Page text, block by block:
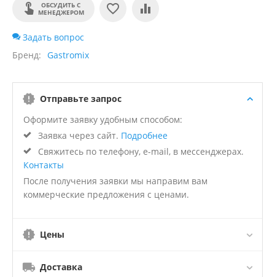
ОБСУДИТЬ С
МЕНЕДЖЕРОМ
Задать вопрос
Бренд
Gastromix
Отправьте запрос
Оформите заявку удобным способом:
Заявка через сайт. Подробнее
Свяжитесь по телефону, e-mail, в мессенджерах.
Контакты
После получения заявки мы направим вам
коммерческие предложения с ценами.
Цены
Доставка